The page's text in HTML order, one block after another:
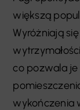
większą
Wyróżniają
co pozwala
wykończenia